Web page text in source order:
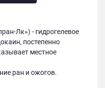
Лк») - гидрогелевое
постепенно
местное
ран и ожогов.